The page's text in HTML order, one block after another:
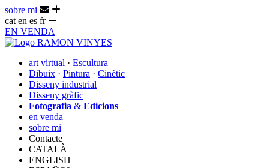
sobre mi
cat en es fr
EN VENDA
art virtual · Escultura
Dibuix · Pintura · Cinètic
Disseny industrial
Disseny gràfic
Fotografia & Edicions
en venda
sobre mi
Contacte
CATALÀ
ENGLISH